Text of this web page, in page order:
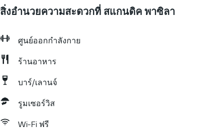
สิ่งอำนวยความสะดวกที่ สแกนดิค พาซิลา
ศูนย์ออกกำลังกาย
ร้านอาหาร
บาร์/เลานจ์
รูมเซอร์วิส
Wi-Fi ฟรี